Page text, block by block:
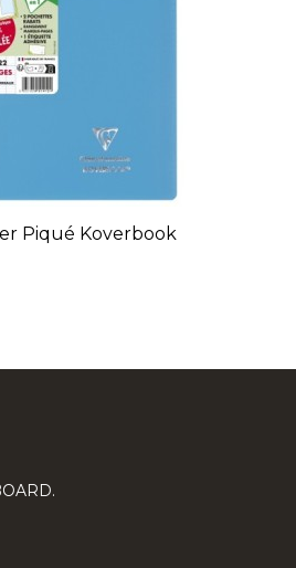
Piqué Koverbook